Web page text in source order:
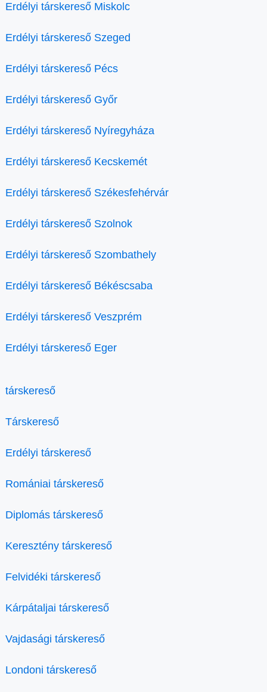
Erdélyi társkereső Miskolc
Erdélyi társkereső Szeged
Erdélyi társkereső Pécs
Erdélyi társkereső Győr
Erdélyi társkereső Nyíregyháza
Erdélyi társkereső Kecskemét
Erdélyi társkereső Székesfehérvár
Erdélyi társkereső Szolnok
Erdélyi társkereső Szombathely
Erdélyi társkereső Békéscsaba
Erdélyi társkereső Veszprém
Erdélyi társkereső Eger
társkereső
Társkereső
Erdélyi társkereső
Romániai társkereső
Diplomás társkereső
Keresztény társkereső
Felvidéki társkereső
Kárpátaljai társkereső
Vajdasági társkereső
Londoni társkereső